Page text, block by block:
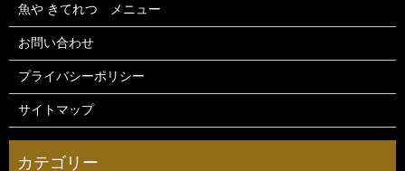
魚や きてれつ メニュー
お問い合わせ
プライバシーポリシー
サイトマップ